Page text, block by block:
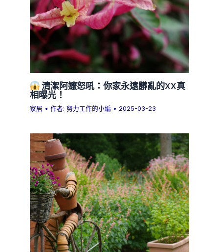
清潔阿嬤怒吼：你家永遠髒亂的XX真
相曝光！
家居 • 作者:努力工作的小編 • 2025-03-23